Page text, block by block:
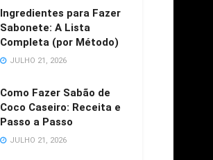
Ingredientes para Fazer
Sabonete: A Lista
Completa (por Método)
JULHO 21, 2026
Como Fazer Sabão de
Coco Caseiro: Receita e
Passo a Passo
JULHO 21, 2026